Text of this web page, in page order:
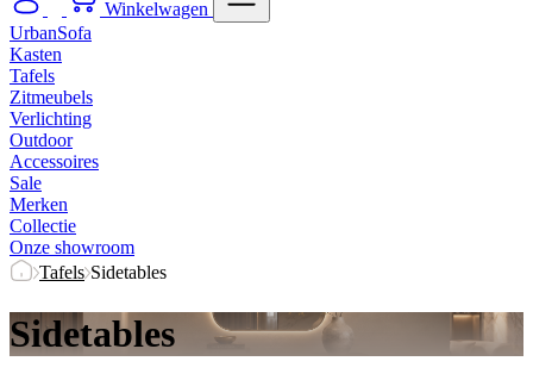
Winkelwagen
UrbanSofa
Kasten
Tafels
Zitmeubels
Verlichting
Outdoor
Accessoires
Sale
Merken
Collectie
Onze showroom
Tafels Sidetables
Sidetables